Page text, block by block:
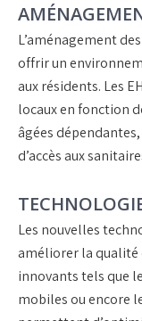
L’aménagement
offrir un
aux résidents. Les
locaux en fonction
âgées
d’accès aux
Les nouvelles
améliorer la qualité
innovants tels que
mobiles ou encore